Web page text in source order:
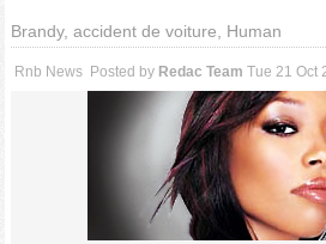
Brandy, accident de voiture, Human
Rnb News Posted by Redac Team Tue 21 Oct